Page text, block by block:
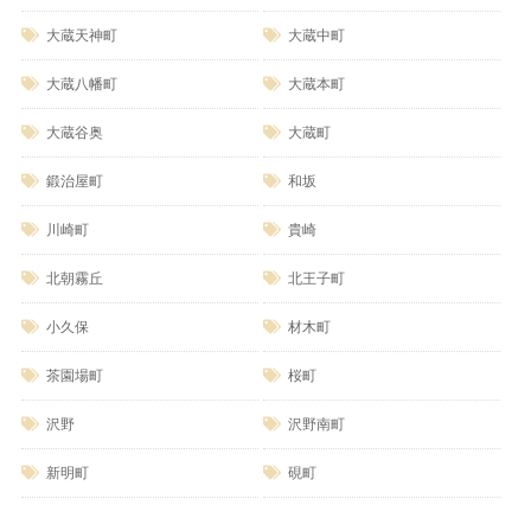
大蔵天神町 大蔵中町
大蔵八幡町 大蔵本町
大蔵谷奥 大蔵町
鍛治屋町 和坂
川崎町 貴崎
北朝霧丘 北王子町
小久保 材木町
茶園場町 桜町
沢野 沢野南町
新明町 硯町